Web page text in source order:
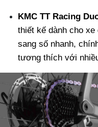
KMC TT Racing
thiết kế dành cho xe
sang số nhanh,
tương thích với